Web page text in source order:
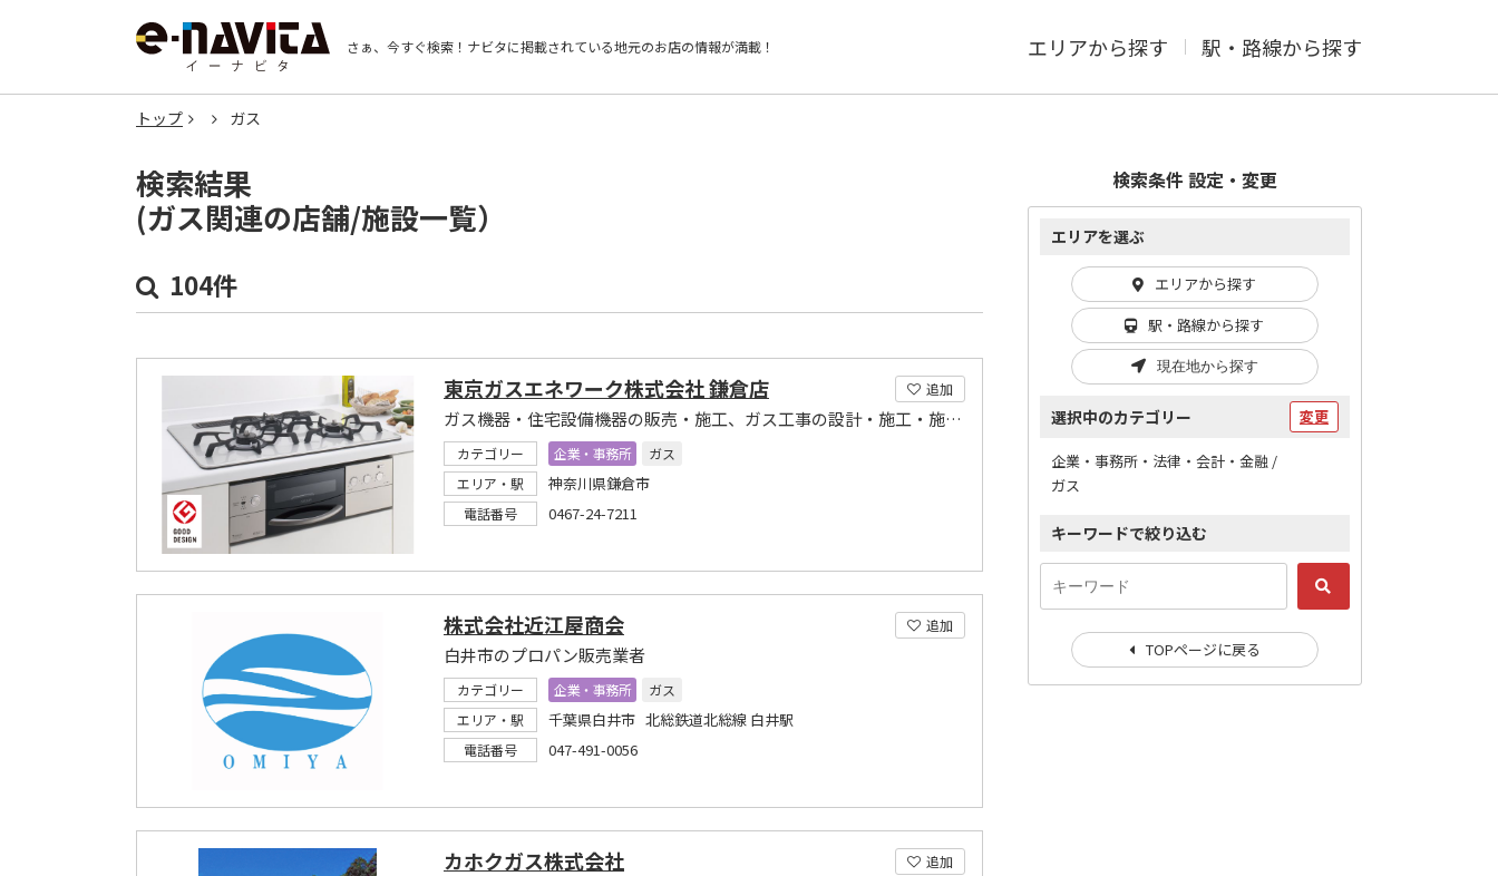
さぁ、今すぐ検索！ ナビタに掲載されている地元のお店の情報が満載！ エリアから探す 駅・路線から探す
トップ ガス
検索結果
(ガス関連の店舗/施設一覧）
104件
追加
東京ガスエネワーク株式会社 鎌倉店
ガス機器・住宅設備機器の販売・施工、ガス工事の設計・施工・施工管理、リフォーム工事の提案
カテゴリー 企業・事務所
ガス
エリア・駅
神奈川県鎌倉市
電話番号 0467-24-7211
追加
株式会社近江屋商会
白井市のプロパン販売業者
カテゴリー 企業・事務所
ガス
エリア・駅
千葉県白井市 北総鉄道北総線 白井駅
電話番号 047-491-0056
追加
カホクガス株式会社
検索条件 設定・変更
エリアを選ぶ
エリアから探す
駅・路線から探す
現在地から探す
選択中のカテゴリー 変更
企業・事務所・法律・会計・金融 /
ガス
キーワードで絞り込む
TOPページに戻る